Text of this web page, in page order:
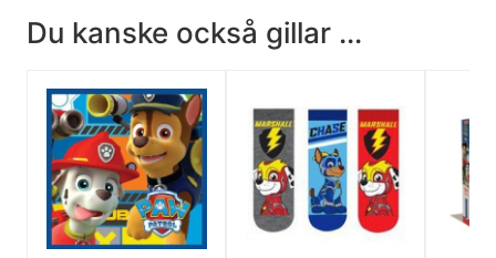
Du kanske också gillar ...